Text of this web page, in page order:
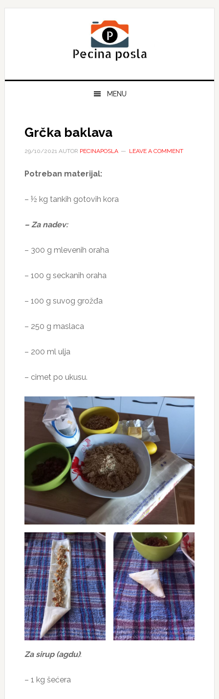
Skip
Skip
Skip
MENU
Grčka baklava
29/10/2021AUTOR PECINAPOSLA LEAVE A COMMENT
Potreban materijal:
– ½ kg tankih gotovih kora
– Za nadev:
– 300 g mlevenih oraha
– 100 g seckanih oraha
– 100 g suvog grožđa
– 250 g maslaca
– 200 ml ulja
– cimet po ukusu.
Za sirup (agdu):
– 1 kg šećera